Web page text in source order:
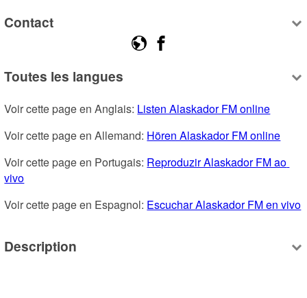
Contact
Toutes les langues
Voir cette page en Anglais: Listen Alaskador FM online
Voir cette page en Allemand: Hören Alaskador FM online
Voir cette page en Portugais: Reproduzir Alaskador FM ao
vivo
Voir cette page en Espagnol: Escuchar Alaskador FM en vivo
Description